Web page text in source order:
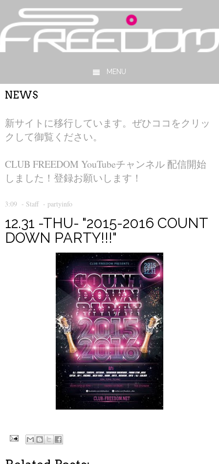
MENU
Skip to content
NEWS
新サイトに移行しています。ぜひココをクリッ
クして御覧ください。
CLUB FREEDOM YouTubeチャンネル 配信開始
しました！登録お願いします！
3:09 - Staff- partyinfo
12.31 -THU- "2015-2016 COUNT
DOWN PARTY!!!"